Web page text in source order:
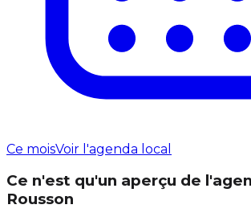
Ce moisVoir l'agenda local
Ce n'est qu'un aperçu de
Rousson